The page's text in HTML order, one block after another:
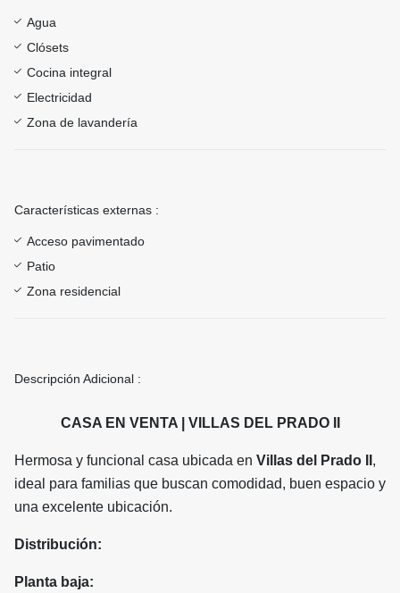
Agua
Clósets
Cocina integral
Electricidad
Zona de lavandería
Características externas :
Acceso pavimentado
Patio
Zona residencial
Descripción Adicional :
CASA EN VENTA | VILLAS DEL PRADO II
Hermosa y funcional casa ubicada en Villas del Prado II ,
ideal para familias que buscan comodidad, buen espacio y
una excelente ubicación.
Distribución:
Planta baja: